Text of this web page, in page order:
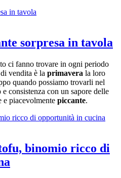
sorpresa in tavola
ci fanno trovare in ogni periodo
vendita è la primavera la loro
quando possiamo trovarli nel
consistenza con un sapore delle
e piacevolmente piccante.
binomio ricco di